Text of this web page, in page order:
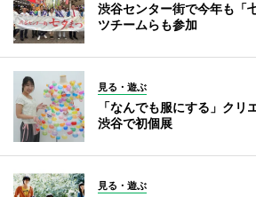
渋谷センター街で今年も
ツチームらも参加
見る・遊ぶ
「なんでも服にする」クリ
渋谷で初個展
見る・遊ぶ